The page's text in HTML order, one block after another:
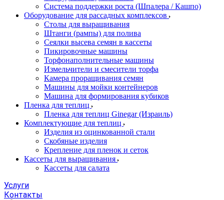
Система поддержки роста (Шпалера / Кашпо)
Оборудование для рассадных комплексов
Столы для выращивания
Штанги (рампы) для полива
Сеялки высева семян в кассеты
Пикировочные машины
Торфонаполнительные машины
Измельчители и смесители торфа
Камера проращивания семян
Машины для мойки контейнеров
Машина для формирования кубиков
Пленка для теплиц
Пленка для теплиц Ginegar (Израиль)
Комплектующие для теплиц
Изделия из оцинкованной стали
Скобяные изделия
Крепление для пленок и сеток
Кассеты для выращивания
Кассеты для салата
Услуги
Контакты